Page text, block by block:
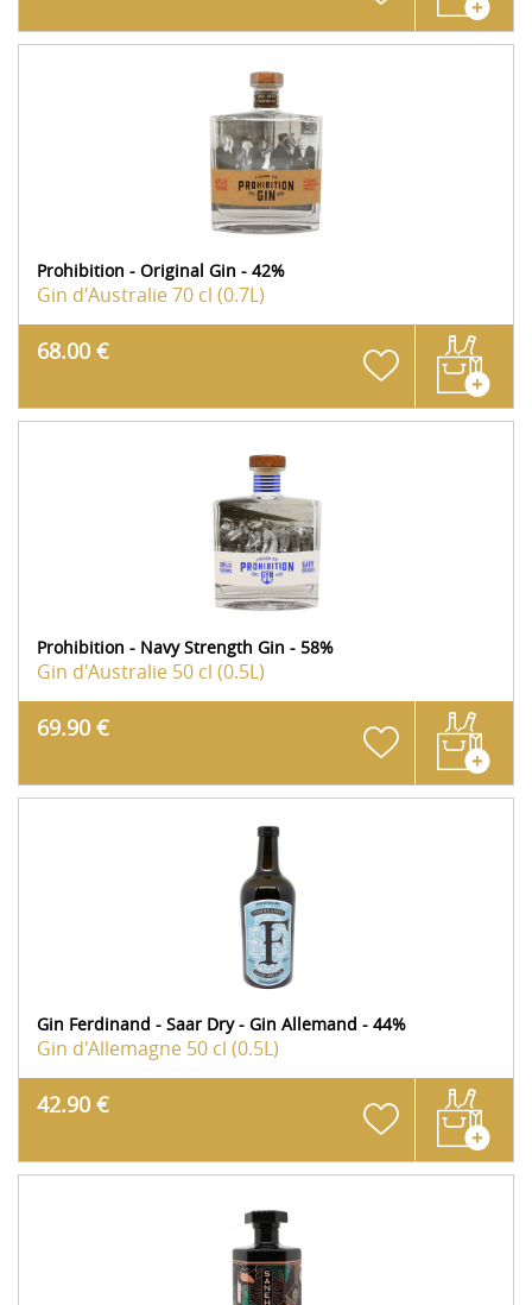
Prohibition - Original Gin - 42%
Gin d'Australie70 cl (0.7L)
68.00 €
Prohibition - Navy Strength Gin - 58%
Gin d'Australie 50 cl (0.5L)
69.90 €
Gin Ferdinand - Saar Dry - Gin Allemand - 44%
Gin d'Allemagne 50 cl (0.5L)
42.90 €